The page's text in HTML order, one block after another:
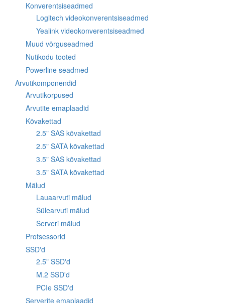
Konverentsiseadmed
Logitech videokonverentsiseadmed
Yealink videokonverentsiseadmed
Muud võrguseadmed
Nutikodu tooted
Powerline seadmed
Arvutikomponendid
Arvutikorpused
Arvutite emaplaadid
Kõvakettad
2.5" SAS kõvakettad
2.5" SATA kõvakettad
3.5" SAS kõvakettad
3.5" SATA kõvakettad
Mälud
Lauaarvuti mälud
Sülearvuti mälud
Serveri mälud
Protsessorid
SSD'd
2.5" SSD'd
M.2 SSD'd
PCIe SSD'd
Serverite emaplaadid